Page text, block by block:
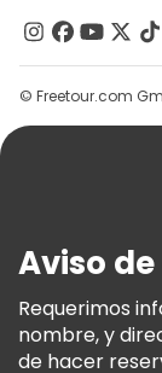
Contacto
Grupos
Ayuda
Términos E
Política De
Freetour
© Freetour.com
Aviso
Requerimos
nombre, y
de hacer